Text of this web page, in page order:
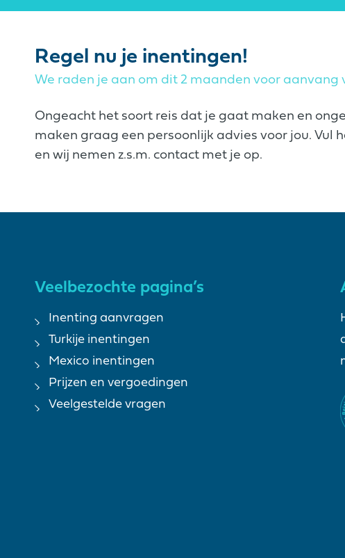
Regel nu je inentingen!
We raden je aan om dit 2 maanden voor aanvang
Ongeacht het soort reis dat je gaat maken en
maken graag een persoonlijk advies voor jou. Vul
en wij nemen z.s.m. contact met je op.
Veelbezochte pagina’s
Inenting aanvragen
Turkije inentingen
Mexico inentingen
Prijzen en vergoedingen
Veelgestelde vragen